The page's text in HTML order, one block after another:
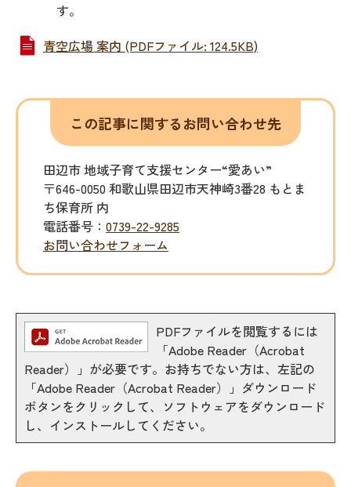
す。
青空広場 案内 (PDFファイル: 124.5KB)
この記事に関するお問い合わせ先
田辺市 地域子育て支援センター“愛あい”
〒646-0050 和歌山県田辺市天神崎3番28 もとま
ち保育所 内
電話番号： 0739-22-9285
お問い合わせフォーム
PDFファイルを閲覧するには
「Adobe Reader（Acrobat
Reader）」が必要です。お持ちでない方は、左記の
「Adobe Reader（Acrobat Reader）」ダウンロード
ボタンをクリックして、ソフトウェアをダウンロード
し、インストールしてください。